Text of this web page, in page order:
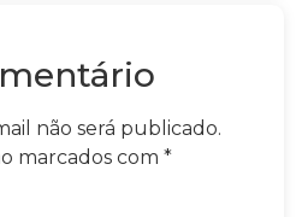
não será publicado.
marcados com *